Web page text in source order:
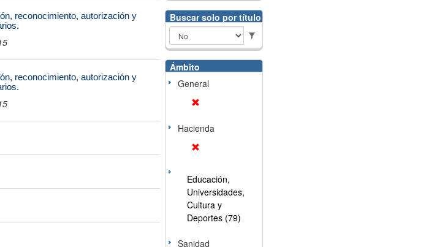
reconocimiento, autorización y
reconocimiento, autorización y
Buscar solo por título
Ámbito
General
Hacienda
Educación,
Universidades,
Cultura y
Deportes (79)
Sanidad